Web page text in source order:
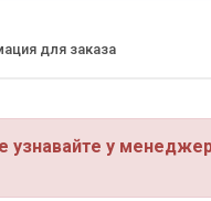
для заказа
у